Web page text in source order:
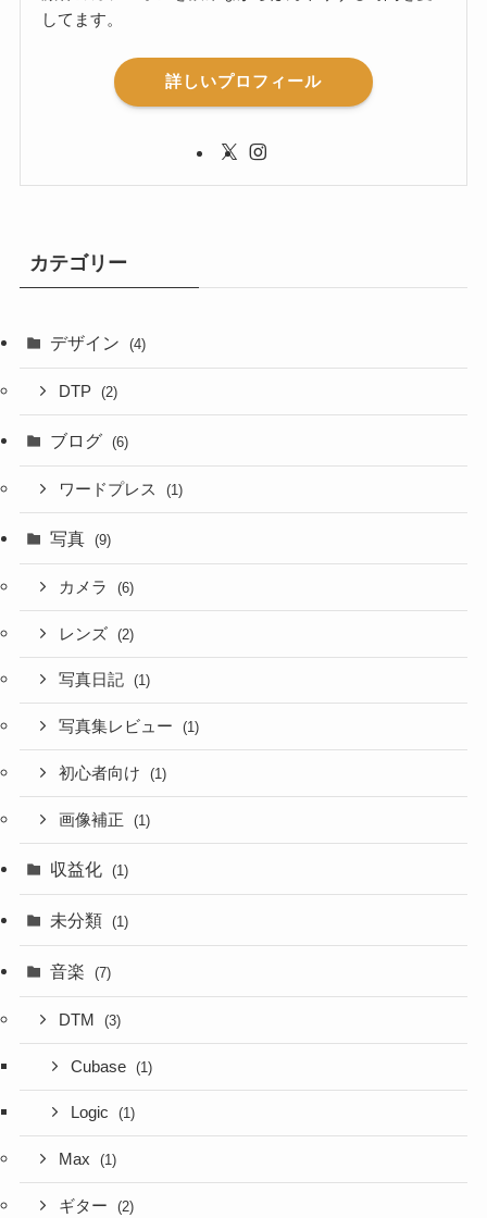
してます。
詳しいプロフィール
カテゴリー
デザイン (4)
DTP (2)
ブログ (6)
ワードプレス (1)
写真 (9)
カメラ (6)
レンズ (2)
写真日記 (1)
写真集レビュー (1)
初心者向け (1)
画像補正 (1)
収益化 (1)
未分類 (1)
音楽 (7)
DTM (3)
Cubase (1)
Logic (1)
Max (1)
ギター (2)